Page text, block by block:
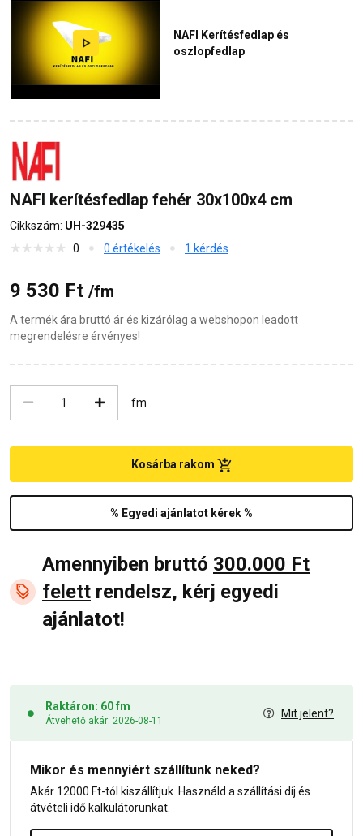
NAFI Kerítésfedlap és
oszlopfedlap
NAFI kerítésfedlap fehér 30x100x4 cm
Cikkszám: UH-329435
0
0 értékelés 1 kérdés
9 530 Ft /fm
A termék ára bruttó ár és kizárólag a webshopon leadott
megrendelésre érvényes!
fm
% Egyedi ajánlatot kérek %
Kosárba rakom
Amennyiben bruttó 300.000 Ft
felett rendelsz, kérj egyedi
ajánlatot!
Raktáron: 60 fm
Átvehető akár: 2026-08-11
Mit jelent?
Mikor és mennyiért szállítunk neked?
Akár 12000 Ft-tól kiszállítjuk. Használd a szállítási díj és
átvételi idő kalkulátorunkat.